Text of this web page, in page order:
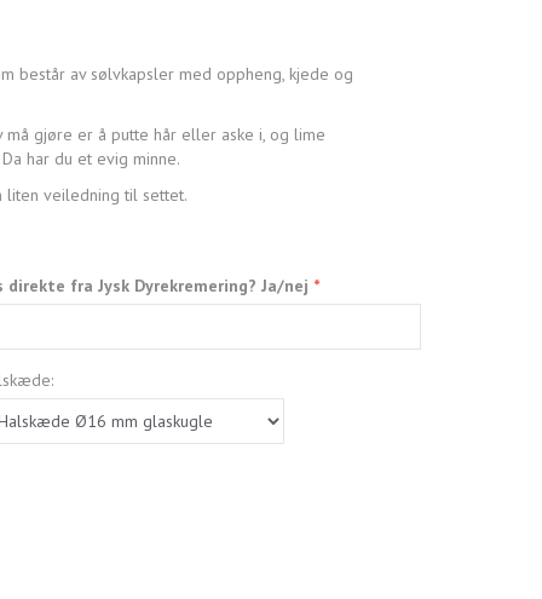
består av sølvkapsler med oppheng, kjede og
må gjøre er å putte hår eller aske i, og lime
har du et evig minne.
veiledning til settet.
direkte fra Jysk Dyrekremering? Ja/nej